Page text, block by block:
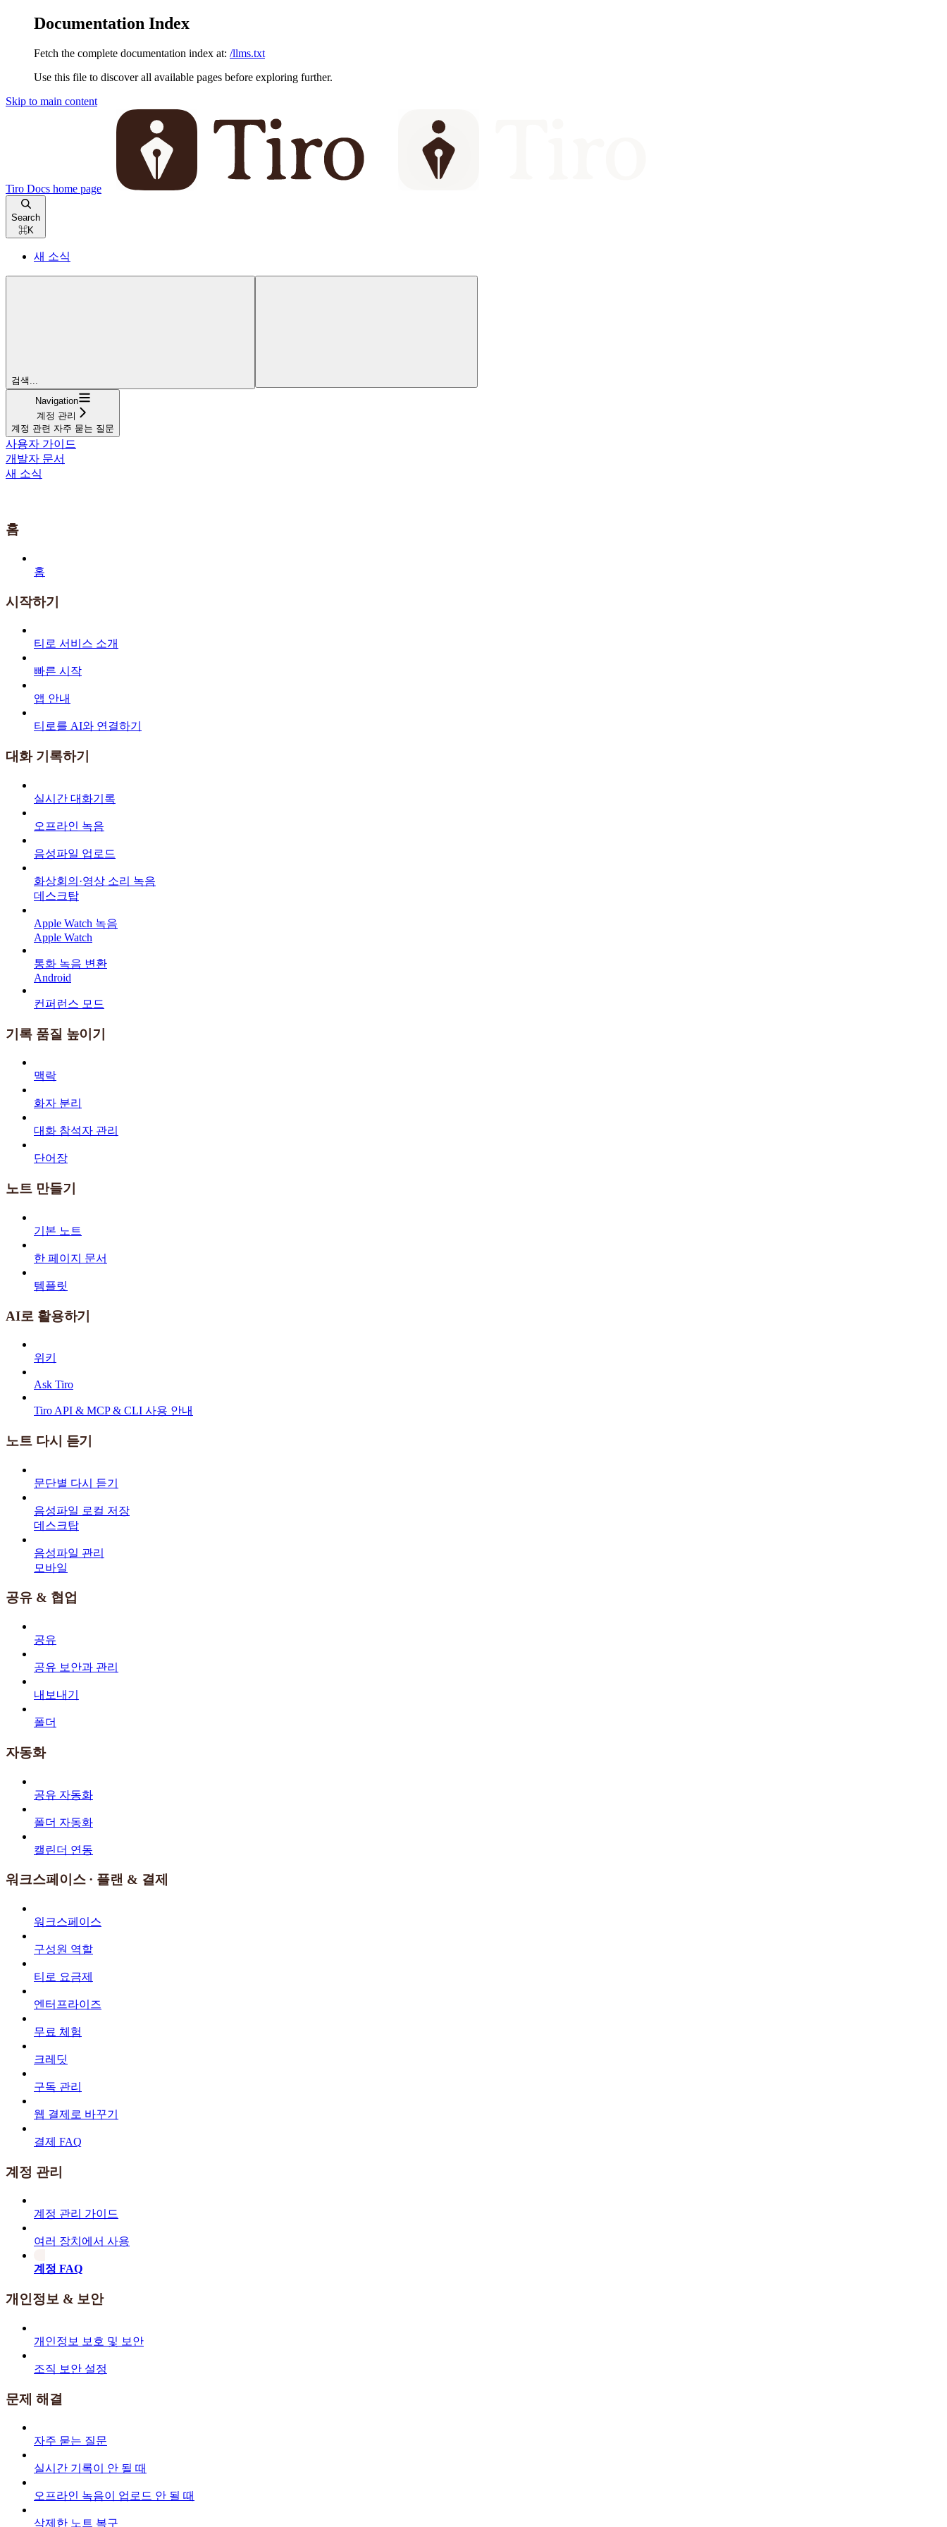
Documentation Index
Fetch the complete documentation index at: /llms.txt
Use this file to discover all available pages before exploring further.
Skip to main content
Tiro Docs home page
Search
⌘K
새 소식
검색...
Navigation
계정 관리
계정 관련 자주 묻는 질문
사용자 가이드
개발자 문서
새 소식
홈
홈
시작하기
티로 서비스 소개
빠른 시작
앱 안내
티로를 AI와 연결하기
대화 기록하기
실시간 대화기록
오프라인 녹음
음성파일 업로드
화상회의·영상 소리 녹음
데스크탑
Apple Watch 녹음
Apple Watch
통화 녹음 변환
Android
컨퍼런스 모드
기록 품질 높이기
맥락
화자 분리
대화 참석자 관리
단어장
노트 만들기
기본 노트
한 페이지 문서
템플릿
AI로 활용하기
위키
Ask Tiro
Tiro API & MCP & CLI 사용 안내
노트 다시 듣기
문단별 다시 듣기
음성파일 로컬 저장
데스크탑
음성파일 관리
모바일
공유 & 협업
공유
공유 보안과 관리
내보내기
폴더
자동화
공유 자동화
폴더 자동화
캘린더 연동
워크스페이스 · 플랜 & 결제
워크스페이스
구성원 역할
티로 요금제
엔터프라이즈
무료 체험
크레딧
구독 관리
웹 결제로 바꾸기
결제 FAQ
계정 관리
계정 관리 가이드
여러 장치에서 사용
계정 FAQ
개인정보 & 보안
개인정보 보호 및 보안
조직 보안 설정
문제 해결
자주 묻는 질문
실시간 기록이 안 될 때
오프라인 녹음이 업로드 안 될 때
삭제한 노트 복구